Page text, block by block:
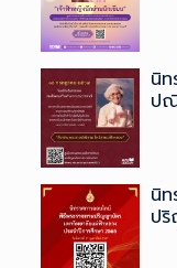
นิท
ป
นิท
ป